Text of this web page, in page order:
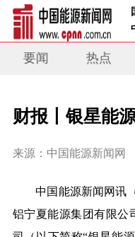
要闻 热点
财报丨银星能
来源：中国能源新闻网
中国能源新闻网讯
铝宁夏能源集团有限公